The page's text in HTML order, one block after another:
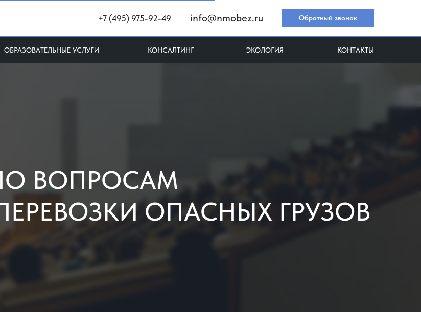
Обратный звонок
info@nmobez.ru
+7 (495) 975-92-49
ОБРАЗОВАТЕЛЬНЫЕ УСЛУГИ КОНСАЛТИНГ ЭКОЛОГИЯ КОНТАКТЫ
ВОПРОСАМ
ОПАСНЫХ ГРУЗОВ